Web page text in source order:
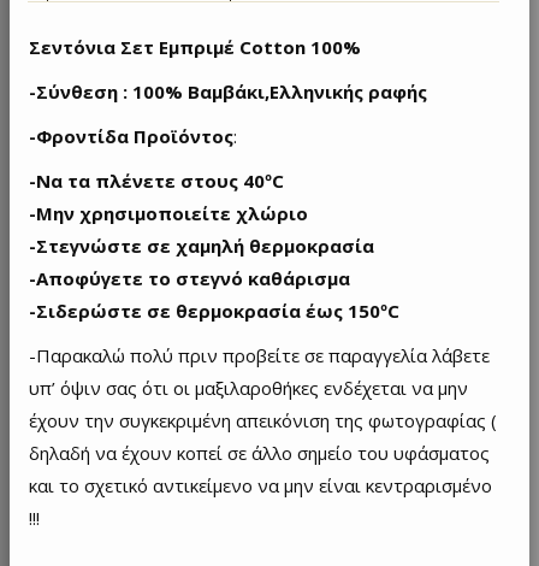
Σεντόνια Σετ Εμπριμέ Cotton 100%
-Σύνθεση : 100% Βαμβάκι,Ελληνικής ραφής
-Φροντίδα Προϊόντος:
-Να τα πλένετε στους 40ºC
-Μην χρησιμοποιείτε χλώριο
-Στεγνώστε σε χαμηλή θερμοκρασία
-Αποφύγετε το στεγνό καθάρισμα
-Σιδερώστε σε θερμοκρασία έως 150ºC
-Παρακαλώ πολύ πριν προβείτε σε παραγγελία λάβετε
υπ’ όψιν σας ότι οι μαξιλαροθήκες ενδέχεται να μην
έχουν την συγκεκριμένη απεικόνιση της φωτογραφίας (
δηλαδή να έχουν κοπεί σε άλλο σημείο του υφάσματος
και το σχετικό αντικείμενο να μην είναι κεντραρισμένο
!!!